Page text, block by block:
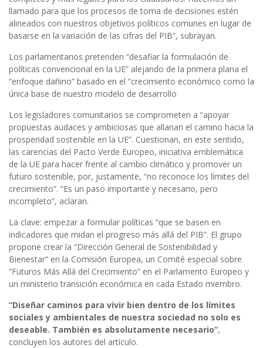
llamado para que los procesos de toma de decisiones estén
alineados con nuestros objetivos políticos comunes en lugar de
basarse en la variación de las cifras del PIB”, subrayan.
Los parlamentarios pretenden “desafiar la formulación de
políticas convencional en la UE” alejando de la primera plana el
“enfoque dañino” basado en el “crecimiento económico como la
única base de nuestro modelo de desarrollo
Los legisladores comunitarios se comprometen a “apoyar
propuestas audaces y ambiciosas que allanan el camino hacia la
prosperidad sostenible en la UE”. Cuestionan, en este sentido,
las carencias del Pacto Verde Europeo, iniciativa emblemática
de la UE para hacer frente al cambio climático y promover un
futuro sostenible, por, justamente, “no reconoce los límites del
crecimiento”. “Es un paso importante y necesario, pero
incompleto”, aclaran.
La clave: empezar a formular políticas “que se basen en
indicadores que midan el progreso más allá del PIB”. El grupo
propone crear la “Dirección General de Sostenibilidad y
Bienestar” en la Comisión Europea, un Comité especial sobre
“Futuros Más Allá del Crecimiento” en el Parlamento Europeo y
un ministerio transición económica en cada Estado miembro.
“Diseñar caminos para vivir bien dentro de los límites
sociales y ambientales de nuestra sociedad no solo es
deseable. También es absolutamente necesario”,
concluyen los autores del artículo.